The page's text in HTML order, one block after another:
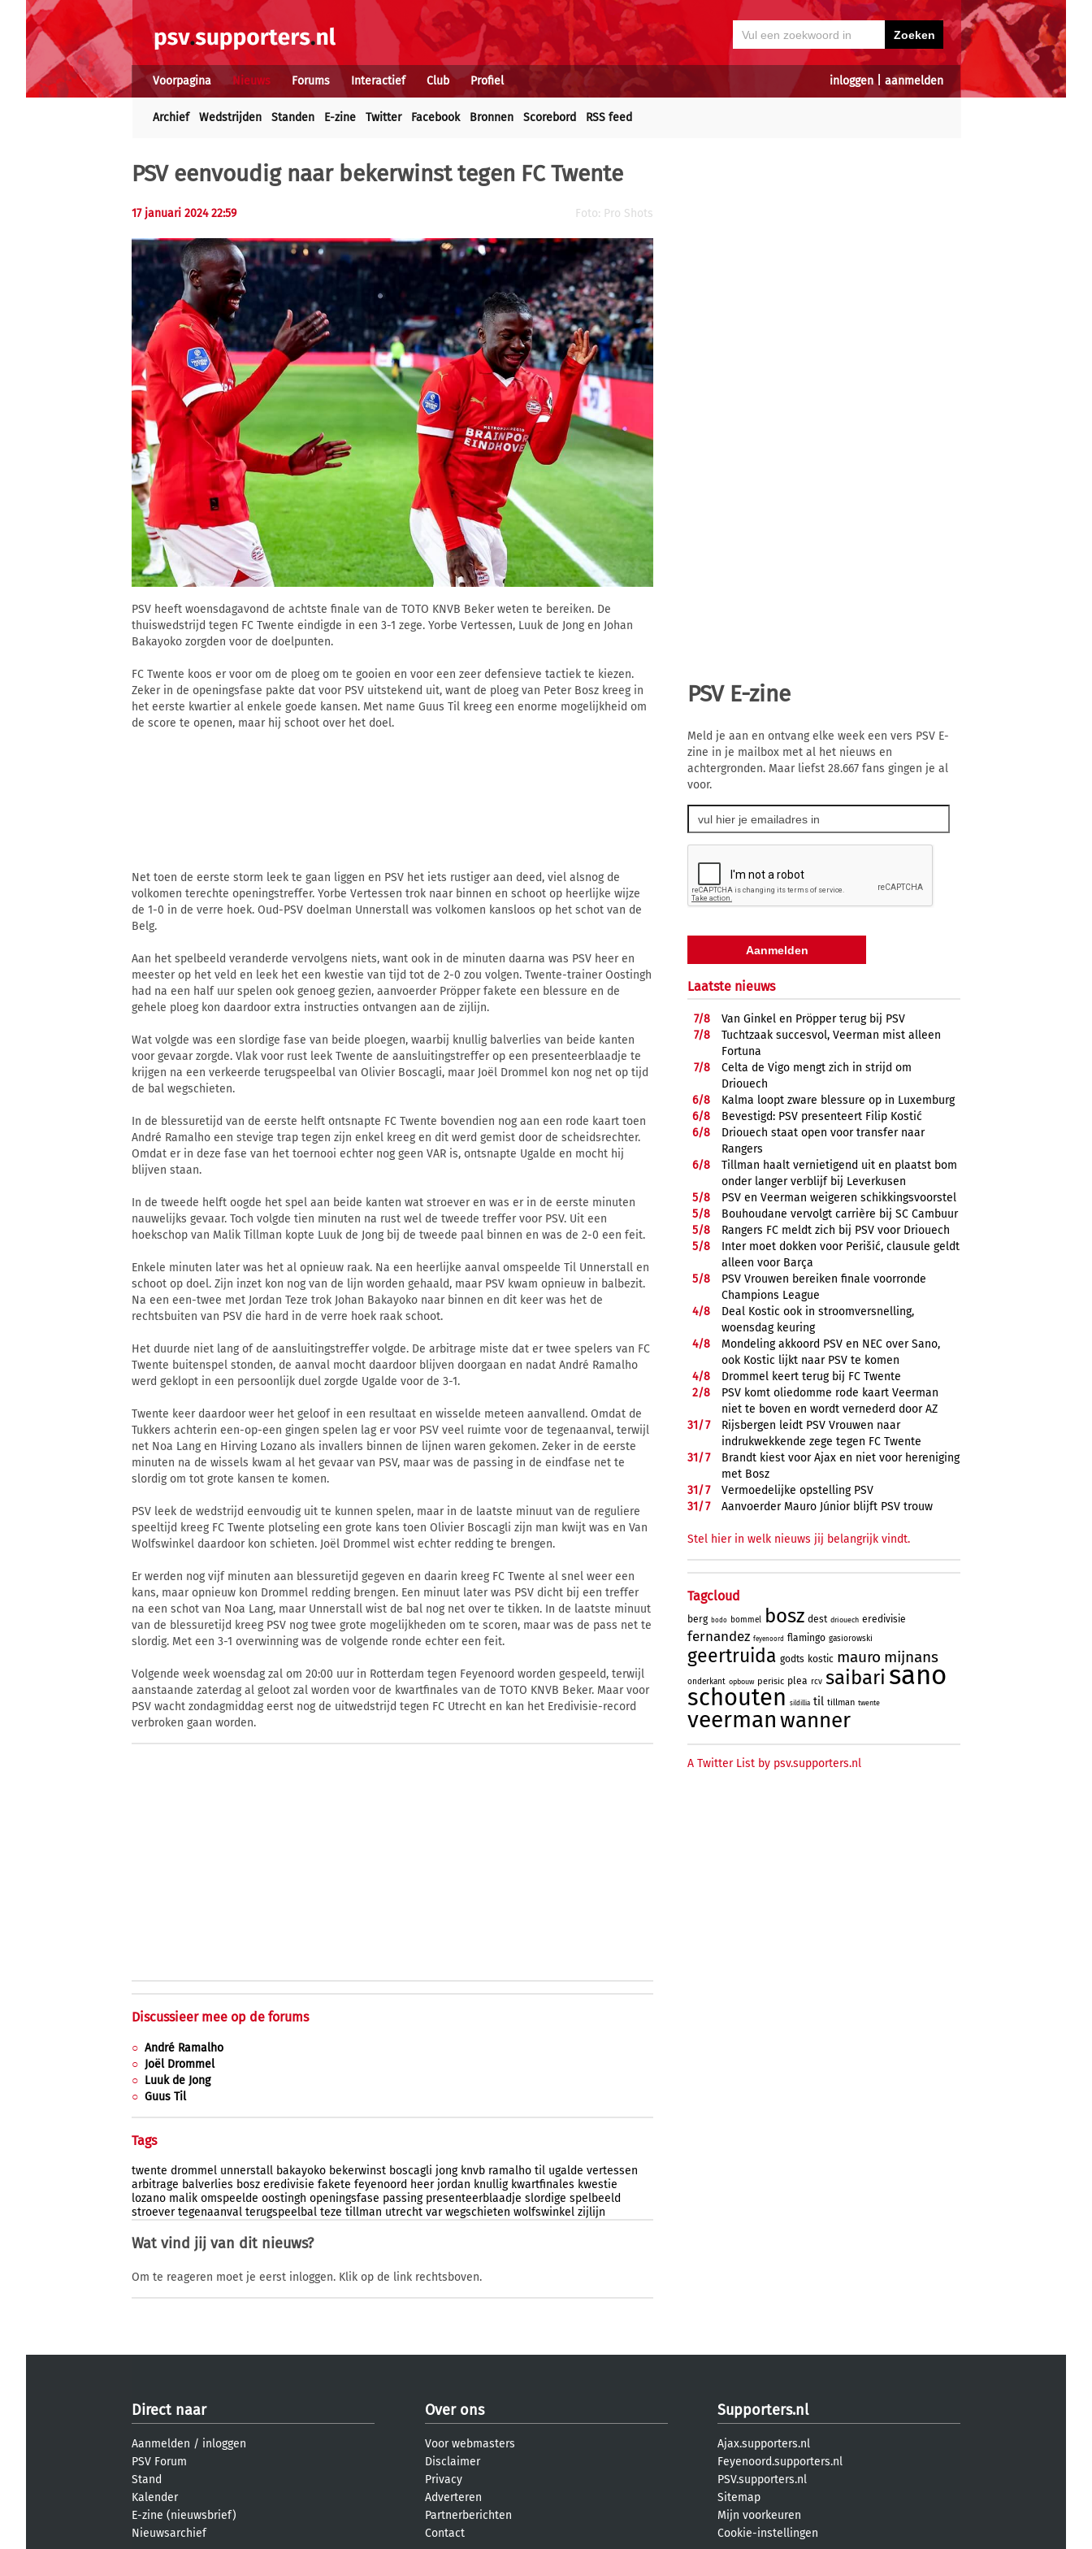
inloggen| aanmelden
Voorpagina Nieuws Forums Interactief Club Profiel
Archief Wedstrijden Standen E-zine Twitter Facebook Bronnen Scorebord RSS feed
PSV eenvoudig naar bekerwinst tegen FC Twente
17 januari 2024 22:59 Foto: Pro Shots
PSV heeft woensdagavond de achtste finale van de TOTO KNVB Beker weten te bereiken. De
thuiswedstrijd tegen FC Twente eindigde in een 3-1 zege. Yorbe Vertessen, Luuk de Jong en Johan
Bakayoko zorgden voor de doelpunten.
FC Twente koos er voor om de ploeg om te gooien en voor een zeer defensieve tactiek te kiezen.
Zeker in de openingsfase pakte dat voor PSV uitstekend uit, want de ploeg van Peter Bosz kreeg in
het eerste kwartier al enkele goede kansen. Met name Guus Til kreeg een enorme mogelijkheid om
de score te openen, maar hij schoot over het doel.
Net toen de eerste storm leek te gaan liggen en PSV het iets rustiger aan deed, viel alsnog de
volkomen terechte openingstreffer. Yorbe Vertessen trok naar binnen en schoot op heerlijke wijze
de 1-0 in de verre hoek. Oud-PSV doelman Unnerstall was volkomen kansloos op het schot van de
Belg.
Aan het spelbeeld veranderde vervolgens niets, want ook in de minuten daarna was PSV heer en
meester op het veld en leek het een kwestie van tijd tot de 2-0 zou volgen. Twente-trainer Oostingh
had na een half uur spelen ook genoeg gezien, aanvoerder Pröpper fakete een blessure en de
gehele ploeg kon daardoor extra instructies ontvangen aan de zijlijn.
Wat volgde was een slordige fase van beide ploegen, waarbij knullig balverlies van beide kanten
voor gevaar zorgde. Vlak voor rust leek Twente de aansluitingstreffer op een presenteerblaadje te
krijgen na een verkeerde terugspeelbal van Olivier Boscagli, maar Joël Drommel kon nog net op tijd
de bal wegschieten.
In de blessuretijd van de eerste helft ontsnapte FC Twente bovendien nog aan een rode kaart toen
André Ramalho een stevige trap tegen zijn enkel kreeg en dit werd gemist door de scheidsrechter.
Omdat er in deze fase van het toernooi echter nog geen VAR is, ontsnapte Ugalde en mocht hij
blijven staan.
In de tweede helft oogde het spel aan beide kanten wat stroever en was er in de eerste minuten
nauwelijks gevaar. Toch volgde tien minuten na rust wel de tweede treffer voor PSV. Uit een
hoekschop van Malik Tillman kopte Luuk de Jong bij de tweede paal binnen en was de 2-0 een feit.
Enkele minuten later was het al opnieuw raak. Na een heerlijke aanval omspeelde Til Unnerstall en
schoot op doel. Zijn inzet kon nog van de lijn worden gehaald, maar PSV kwam opnieuw in balbezit.
Na een een-twee met Jordan Teze trok Johan Bakayoko naar binnen en dit keer was het de
rechtsbuiten van PSV die hard in de verre hoek raak schoot.
Het duurde niet lang of de aansluitingstreffer volgde. De arbitrage miste dat er twee spelers van FC
Twente buitenspel stonden, de aanval mocht daardoor blijven doorgaan en nadat André Ramalho
werd geklopt in een persoonlijk duel zorgde Ugalde voor de 3-1.
Twente keer daardoor weer het geloof in een resultaat en wisselde meteen aanvallend. Omdat de
Tukkers achterin een-op-een gingen spelen lag er voor PSV veel ruimte voor de tegenaanval, terwijl
net Noa Lang en Hirving Lozano als invallers binnen de lijnen waren gekomen. Zeker in de eerste
minuten na de wissels kwam al het gevaar van PSV, maar was de passing in de eindfase net te
slordig om tot grote kansen te komen.
PSV leek de wedstrijd eenvoudig uit te kunnen spelen, maar in de laatste minuut van de reguliere
speeltijd kreeg FC Twente plotseling een grote kans toen Olivier Boscagli zijn man kwijt was en Van
Wolfswinkel daardoor kon schieten. Joël Drommel wist echter redding te brengen.
Er werden nog vijf minuten aan blessuretijd gegeven en daarin kreeg FC Twente al snel weer een
kans, maar opnieuw kon Drommel redding brengen. Een minuut later was PSV dicht bij een treffer
na een schot van Noa Lang, maar Unnerstall wist de bal nog net over te tikken. In de laatste minuut
van de blessuretijd kreeg PSV nog twee grote mogelijkheden om te scoren, maar was de pass net te
slordig. Met een 3-1 overwinning was de volgende ronde echter een feit.
Volgende week woensdag zal om 20:00 uur in Rotterdam tegen Feyenoord worden gespeeld, terwijl
aanstaande zaterdag al geloot zal worden voor de kwartfinales van de TOTO KNVB Beker. Maar voor
PSV wacht zondagmiddag eerst nog de uitwedstrijd tegen FC Utrecht en kan het Eredivisie-record
verbroken gaan worden.
Discussieer mee op de forums
André Ramalho
Joël Drommel
Luuk de Jong
Guus Til
Tags
twente drommel unnerstall bakayoko bekerwinst boscagli jong knvb ramalho til ugalde vertessen
arbitrage balverlies bosz eredivisie fakete feyenoord heer jordan knullig kwartfinales kwestie
lozano malik omspeelde oostingh openingsfase passing presenteerblaadje slordige spelbeeld
stroever tegenaanval terugspeelbal teze tillman utrecht var wegschieten wolfswinkel zijlijn
Wat vind jij van dit nieuws?
Om te reageren moet je eerst inloggen. Klik op de link rechtsboven.
PSV E-zine
Meld je aan en ontvang elke week een vers PSV E-
zine in je mailbox met al het nieuws en
achtergronden. Maar liefst 28.667 fans gingen je al
voor.
Laatste nieuws
7/8
Van Ginkel en Pröpper terug bij PSV
7/8
Tuchtzaak succesvol, Veerman mist alleen
Fortuna
7/8
Celta de Vigo mengt zich in strijd om
Driouech
6/8
Kalma loopt zware blessure op in Luxemburg
6/8
Bevestigd: PSV presenteert Filip Kostić
6/8
Driouech staat open voor transfer naar
Rangers
6/8
Tillman haalt vernietigend uit en plaatst bom
onder langer verblijf bij Leverkusen
5/8
PSV en Veerman weigeren schikkingsvoorstel
5/8
Bouhoudane vervolgt carrière bij SC Cambuur
5/8
Rangers FC meldt zich bij PSV voor Driouech
5/8
Inter moet dokken voor Perišić, clausule geldt
alleen voor Barça
5/8
PSV Vrouwen bereiken finale voorronde
Champions League
4/8
Deal Kostic ook in stroomversnelling,
woensdag keuring
4/8
Mondeling akkoord PSV en NEC over Sano,
ook Kostic lijkt naar PSV te komen
4/8
Drommel keert terug bij FC Twente
2/8
PSV komt oliedomme rode kaart Veerman
niet te boven en wordt vernederd door AZ
31/7
Rijsbergen leidt PSV Vrouwen naar
indrukwekkende zege tegen FC Twente
31/7
Brandt kiest voor Ajax en niet voor hereniging
met Bosz
31/7
Vermoedelijke opstelling PSV
31/7 Aanvoerder Mauro Júnior blijft PSV trouw
Stel hier in welk nieuws jij belangrijk vindt.
Tagcloud
berg bodo bommel bosz dest driouech eredivisie
fernandez feyenoord flamingo gasiorowski
geertruida godts kostic mauro mijnans
onderkant opbouw perisic plea rcv saibari sano
schouten sildillia til tillman twente
veermanwanner
A Twitter List by psv.supporters.nl
Direct naar
Aanmelden / inloggen
PSV Forum
Stand
Kalender
E-zine (nieuwsbrief)
Nieuwsarchief
Over ons
Voor webmasters
Disclaimer
Privacy
Adverteren
Partnerberichten
Contact
Supporters.nl
Ajax.supporters.nl
Feyenoord.supporters.nl
PSV.supporters.nl
Sitemap
Mijn voorkeuren
Cookie-instellingen